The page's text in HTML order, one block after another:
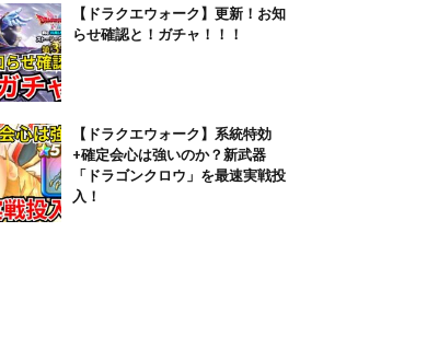
【ドラクエウォーク】更新！お知
らせ確認と！ガチャ！！！
【ドラクエウォーク】系統特効
+確定会心は強いのか？新武器
「ドラゴンクロウ」を最速実戦投
入！